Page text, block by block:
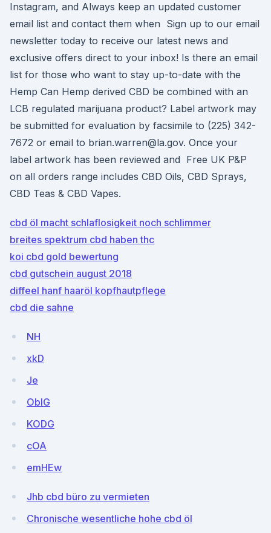
Instagram, and Always keep an updated customer
email list and contact them when Sign up to our email
newsletter today to receive our latest news and
exclusive offers direct to your inbox! Is there an email
list for those who want to stay up-to-date with the
Hemp Can Hemp derived CBD be combined with an
LCB regulated marijuana product? Label artwork may
be submitted for evaluation by facsimile to (225) 342-
7672 or email to brian.warren@la.gov. Once your
label artwork has been reviewed and Free UK P&P
on all orders range includes CBD Oils, CBD Sprays,
CBD Teas & CBD Vapes.
cbd öl macht schlaflosigkeit noch schlimmer
breites spektrum cbd haben thc
koi cbd gold bewertung
cbd gutschein august 2018
diffeel hanf haaröl kopfhautpflege
cbd die sahne
NH
xkD
Je
ObIG
KODG
cOA
emHEw
Jhb cbd büro zu vermieten
Chronische wesentliche hohe cbd öl